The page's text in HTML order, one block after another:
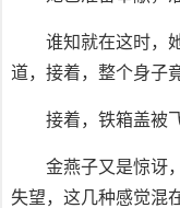
谁知就在这时，
道，接着，整个身子
接着，铁箱盖被
金燕子又是惊讶
失望，这几种感觉混